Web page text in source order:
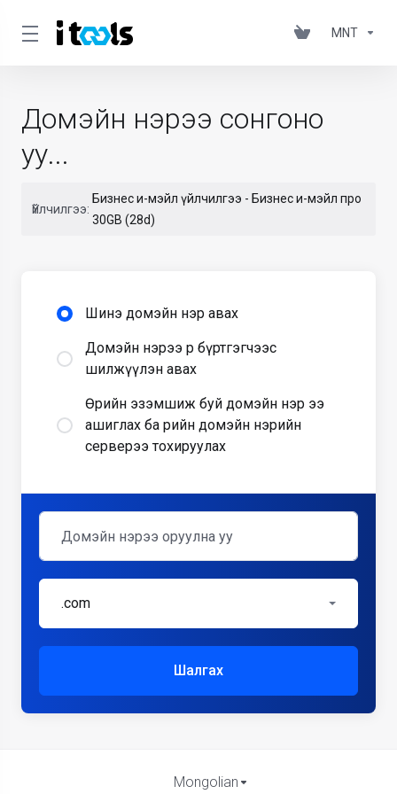
MNT
Домэйн нэрээ сонгоно
уу...
Үйлчилгээ:
Бизнес и-мэйл үйлчилгээ - Бизнес и-мэйл про
30GB (28d)
Шинэ домэйн нэр авах
Домэйн нэрээ өөр бүртгэгчээс
шилжүүлэн авах
Өөрийн эзэмшиж буй домэйн нэр ээ
ашиглах ба өөрийн домэйн нэрийн
серверээ тохируулах
.com
Шалгах
Mongolian